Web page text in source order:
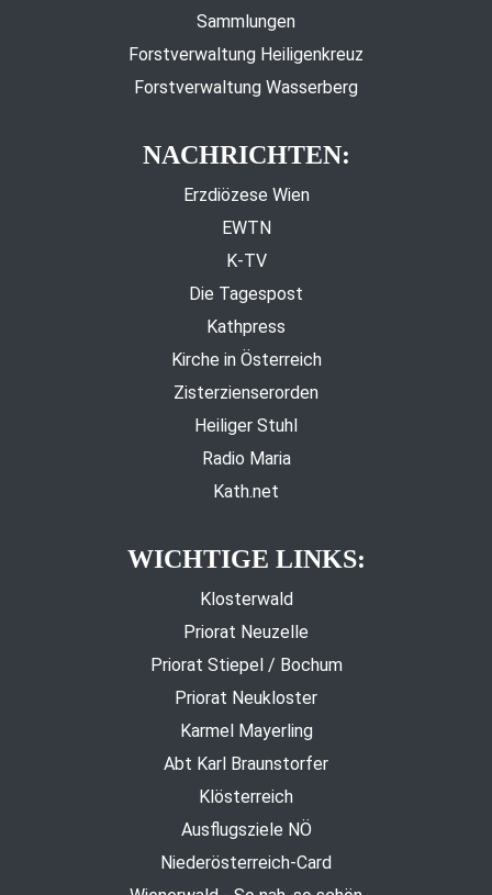
Sammlungen
Forstverwaltung Heiligenkreuz
Forstverwaltung Wasserberg
NACHRICHTEN:
Erzdiözese Wien
EWTN
K-TV
Die Tagespost
Kathpress
Kirche in Österreich
Zisterzienserorden
Heiliger Stuhl
Radio Maria
Kath.net
WICHTIGE LINKS:
Klosterwald
Priorat Neuzelle
Priorat Stiepel / Bochum
Priorat Neukloster
Karmel Mayerling
Abt Karl Braunstorfer
Klösterreich
Ausflugsziele NÖ
Niederösterreich-Card